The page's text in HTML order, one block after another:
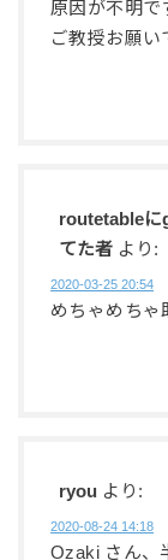
原因が不明で
ご教授お願い
routetableに
てた者 より:
2020-03-25 20:54
めちゃめちゃ
ryou より:
2020-08-24 14:18
Ozaki さん、